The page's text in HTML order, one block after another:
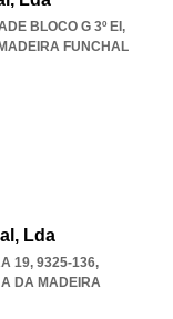
BLOCO G 3º EI,
FUNCHAL
Lda
19, 9325-136,
DA MADEIRA